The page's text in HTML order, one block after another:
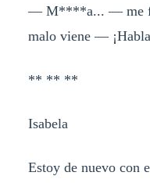
— M****a... — me
malo viene —
** ** **
Isabela
Estoy de nuevo con